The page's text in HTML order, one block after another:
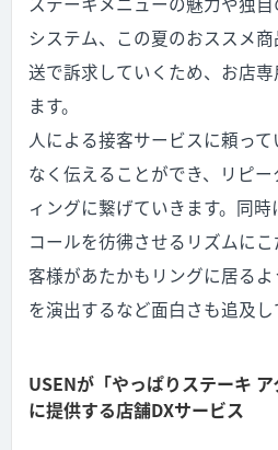
システム、この夏のおススメ
送で訴求していくため、お店
ます。
人による接客サービスに頼っ
なく伝えることができ、リピ
ィングに繋げていきます。同
コールを彷彿させるリズムに
客様があたかもリングに居る
を演出するなど面白さも追及し
USENが「やっぱりステーキ ア
に提供する店舗DXサービス